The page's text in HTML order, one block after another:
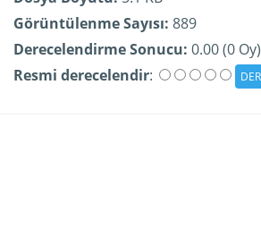
Görüntülenme Sayısı: 889
Derecelendirme Sonucu: 0.00 (0 Oy)
Resmi derecelendir: